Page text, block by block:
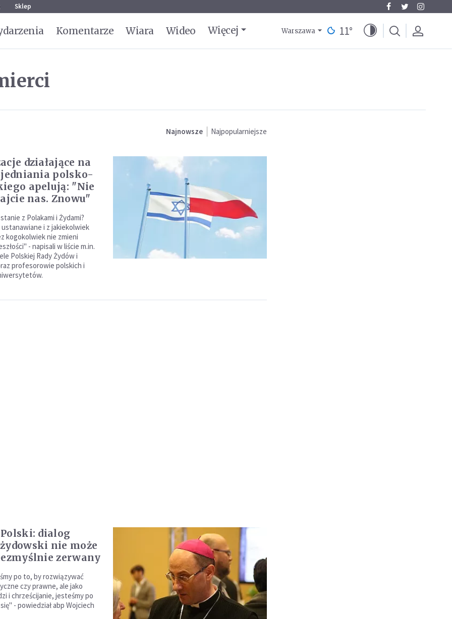
Sklep
Komentarze Wiara Wideo Więcej Warszawa 11°
Najnowsze Najpopularniejsze
działające na
polsko-
apelują: "Nie
nas. Znowu"
z Polakami i Żydami?
i z jakiekolwiek
kogokolwiek nie zmieni
- napisali w liście m.in.
Polskiej Rady Żydów i
profesorowie polskich i
dialog
nie może
zerwany
po to, by rozwiązywać
czy prawne, ale jako
i chrześcijanie, jesteśmy po
- powiedział abp Wojciech